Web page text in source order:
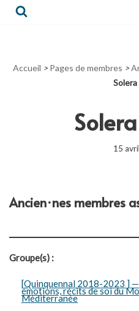
Accueil > Pages de membres >
15
Ancien·nes membres
Groupe(s) :
[Quinquennal 2018-2023 ] —
émotions, récits de soi du
Méditerranée